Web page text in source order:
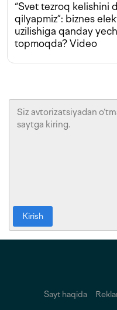
“Svet tezroq kelishini
qilyapmiz”: biznes
uzilishiga qanday
topmoqda? Video
Kirish
Sayt haqida